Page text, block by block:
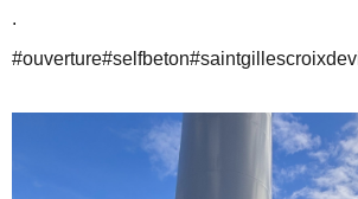
.
#ouverture#selfbeton